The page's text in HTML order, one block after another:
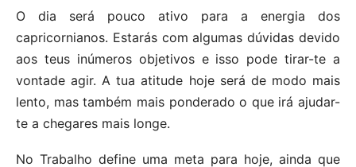
O dia será pouco ativo para a energia dos
capricornianos. Estarás com algumas dúvidas devido
aos teus inúmeros objetivos e isso pode tirar-te a
vontade agir. A tua atitude hoje será de modo mais
lento, mas também mais ponderado o que irá ajudar-
te a chegares mais longe.
No Trabalho define uma meta para hoje, ainda que